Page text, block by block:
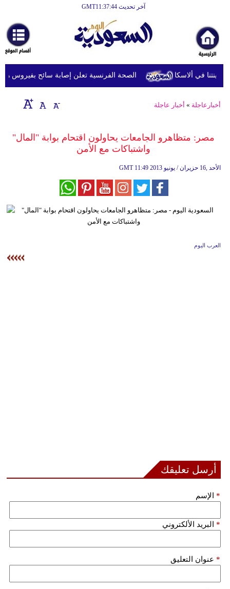
آخر تحديث GMT11:37:44
أخبارعاجلة
رياضة
ثقافة
إقتصاد
وموسيقى
ديكور
فيديو
الصحة الفرنسية تعلن إصابة سائح بفيروس هانتا
أخبارعاجلة » أخبار عاجلة
مصر: متظاهرو الجامعات يحاولون اقتحام بوابة "المال"
واشتباكات مع الأمن
GMT 11:49 2013 الأحد ,16 حزيران / يونيو
العرب اليوم
أرسل تعليقك
الإسم *
البريد الألكتروني *
عنوان التعليق *